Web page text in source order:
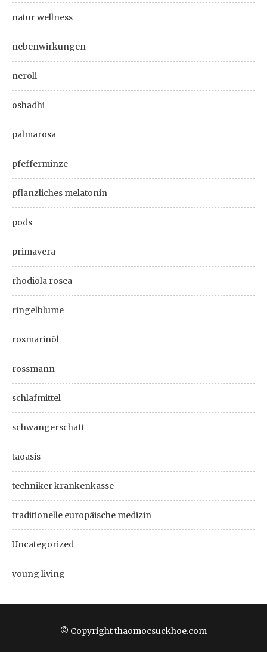
natur wellness
nebenwirkungen
neroli
oshadhi
palmarosa
pfefferminze
pflanzliches melatonin
pods
primavera
rhodiola rosea
ringelblume
rosmarinöl
rossmann
schlafmittel
schwangerschaft
taoasis
techniker krankenkasse
traditionelle europäische medizin
Uncategorized
young living
© Copyright thaomocsuckhoe.com